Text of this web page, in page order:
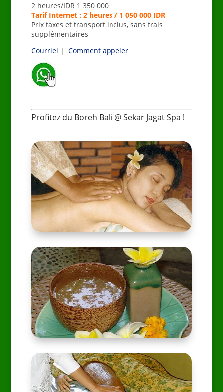
2 heures/IDR 1 350 000
Tarif Internet : 2 heures / 1 050 000 IDR
Prix taxes et transport inclus, sans frais
supplémentaires
Courriel | Comment appeler
Profitez du Boreh Bali @ Sekar Jagat Spa !